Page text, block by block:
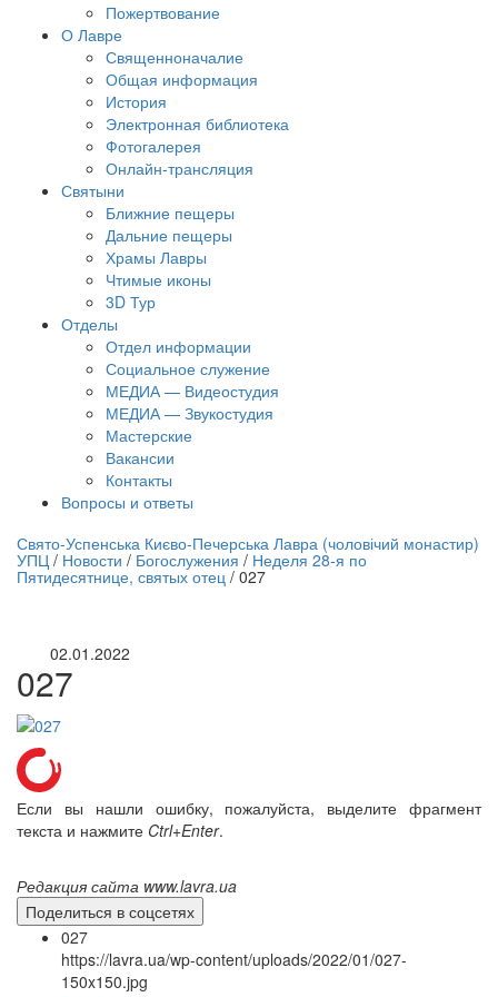
Пожертвование
О Лавре
Священноначалие
Общая информация
История
Электронная библиотека
Фотогалерея
Онлайн-трансляция
Святыни
Ближние пещеры
Дальние пещеры
Храмы Лавры
Чтимые иконы
3D Тур
Отделы
Отдел информации
Социальное служение
МЕДИА — Видеостудия
МЕДИА — Звукостудия
Мастерские
Вакансии
Контакты
Вопросы и ответы
трансляция | 12 сентября
трансляции
Свято-Успенська Києво-Печерська Лавра (чоловічий монастир)
УПЦ / Новости / Богослужения / Неделя 28-я по
Пятидесятнице, святых отец / 027
02.01.2022
027
Если вы нашли ошибку, пожалуйста, выделите фрагмент
текста и нажмите Ctrl+Enter.
Редакция сайта www.lavra.ua
Поделиться в соцсетях
027
https://lavra.ua/wp-content/uploads/2022/01/027-
150x150.jpg